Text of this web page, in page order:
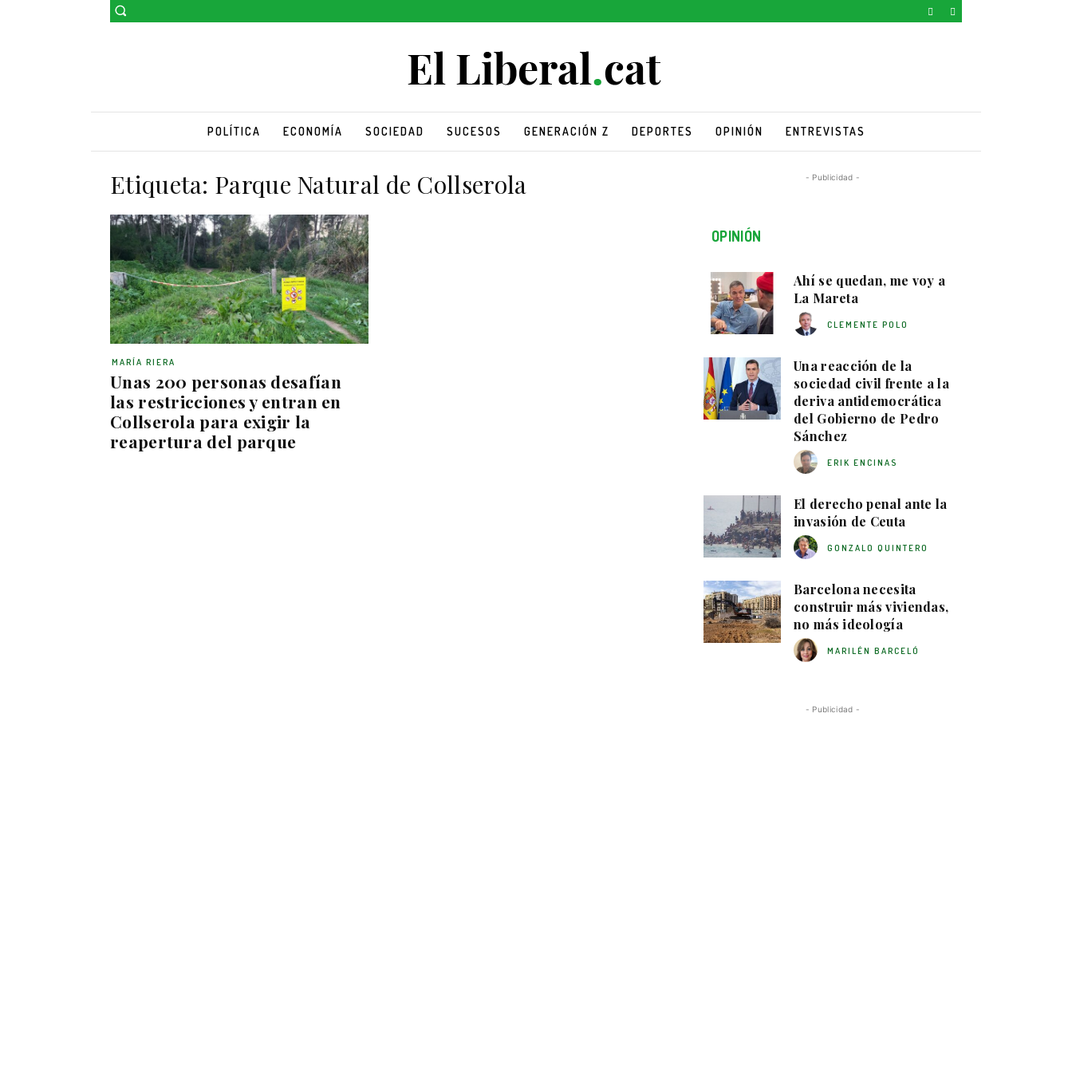
POLÍTICA ECONOMÍA SOCIEDAD SUCESOS GENERACIÓN Z DEPORTES OPINIÓN ENTREVISTAS
Etiqueta: Parque Natural de Collserola
Unas 200 personas desafían
las restricciones y entran en
Collserola para exigir la
reapertura del parque
MARÍA RIERA
- Publicidad -
OPINIÓN
Ahí se quedan, me voy a
La Mareta
CLEMENTE POLO
Una reacción de la
sociedad civil frente a la
deriva antidemocrática
del Gobierno de Pedro
Sánchez
ERIK ENCINAS
El derecho penal ante la
invasión de Ceuta
GONZALO QUINTERO
Barcelona necesita
construir más viviendas,
no más ideología
MARILÉN BARCELÓ
- Publicidad -